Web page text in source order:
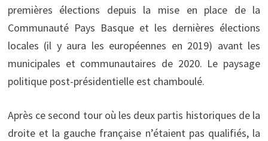
premières élections depuis la mise en place de la
Communauté Pays Basque et les dernières élections
locales (il y aura les européennes en 2019) avant les
municipales et communautaires de 2020. Le paysage
politique post-présidentielle est chamboulé.
Après ce second tour où les deux partis historiques de la
droite et la gauche française n’étaient pas qualifiés, la